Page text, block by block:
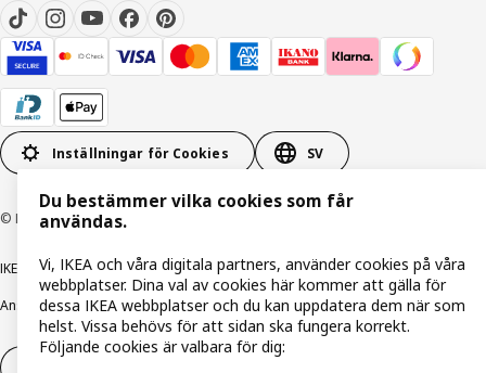
Inställningar för Cookies SV
© Inter IKEA Systems B.V. 1999-2026
IKEA Family integritetspolicyIntegritetspolicyCookiepolicy
Ansvarsfullt avslöjandepolicyE-postKöp- & leveransvillkorBolagsinformation
Du bestämmer vilka cookies som får
användas.
Vi, IKEA och våra digitala partners, använder cookies på våra
webbplatser. Dina val av cookies här kommer att gälla för
dessa IKEA webbplatser och du kan uppdatera dem när som
helst. Vissa behövs för att sidan ska fungera korrekt.
Följande cookies är valbara för dig: